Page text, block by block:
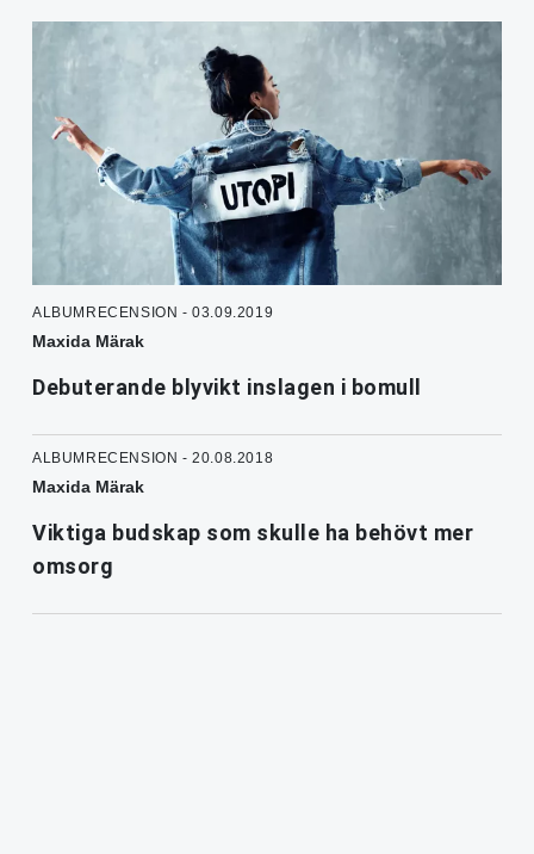
ALBUMRECENSION - 03.09.2019
Maxida Märak
Debuterande blyvikt inslagen i bomull
ALBUMRECENSION - 20.08.2018
Maxida Märak
Viktiga budskap som skulle ha behövt mer
omsorg